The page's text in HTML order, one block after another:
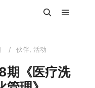
伙伴 活动
期《医疗洗